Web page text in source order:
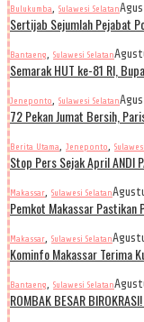
Bulukumba, Sulawesi Selatan
Sertijab Sejumlah Pejabat
Bantaeng, Sulawesi Selatan
Semarak HUT ke-81 RI,
Jeneponto, Sulawesi Selatan
72 Pekan Jumat Bersih,
Berita Utama, Jeneponto,
Stop Pers Sejak April ANDI
Makassar, Sulawesi Selatan
Pemkot Makassar Pastikan
Makassar, Sulawesi Selatan
Kominfo Makassar Terima
Bantaeng, Sulawesi Selatan
ROMBAK BESAR